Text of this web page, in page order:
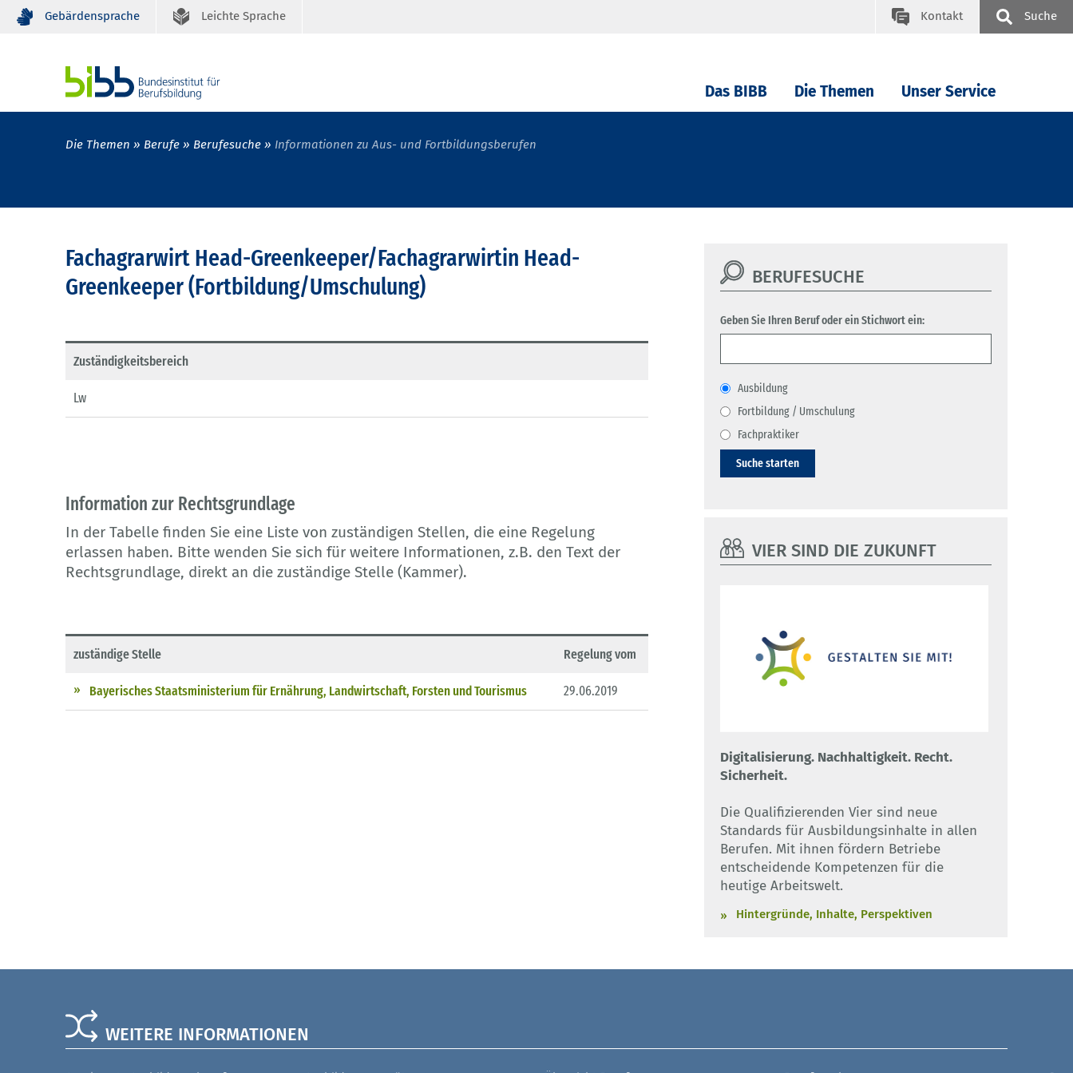
Gebärdensprache Leichte Sprache Kontakt Suche
Das BIBB Die Themen Unser Service
Die Themen Berufe Berufesuche Informationen zu Aus- und Fortbildungsberufen
Fachagrarwirt Head-Greenkeeper/Fachagrarwirtin Head-
Greenkeeper (Fortbildung/Umschulung)
Zuständigkeitsbereich
Lw
Information zur Rechtsgrundlage
In der Tabelle finden Sie eine Liste von zuständigen Stellen, die eine Regelung
erlassen haben. Bitte wenden Sie sich für weitere Informationen, z.B. den Text der
Rechtsgrundlage, direkt an die zuständige Stelle (Kammer).
zuständige Stelle Regelung vom
Bayerisches Staatsministerium für Ernährung, Landwirtschaft, Forsten und Tourismus 29.06.2019
BERUFESUCHE
Geben Sie Ihren Beruf oder ein Stichwort ein:
Ausbildung
Fortbildung / Umschulung
Fachpraktiker
Suche starten
VIER SIND DIE ZUKUNFT
Digitalisierung. Nachhaltigkeit. Recht.
Sicherheit.
Die Qualifizierenden Vier sind neue
Standards für Ausbildungsinhalte in allen
Berufen. Mit ihnen fördern Betriebe
entscheidende Kompetenzen für die
heutige Arbeitswelt.
Hintergründe, Inhalte, Perspektiven
WEITERE INFORMATIONEN